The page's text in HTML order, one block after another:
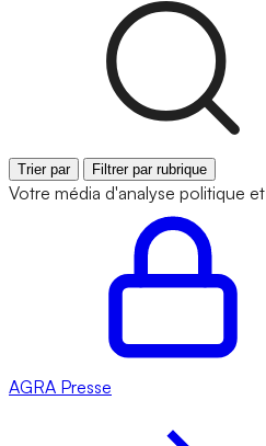
Trier par Filtrer par rubrique
Votre média d'analyse politique
AGRA Presse